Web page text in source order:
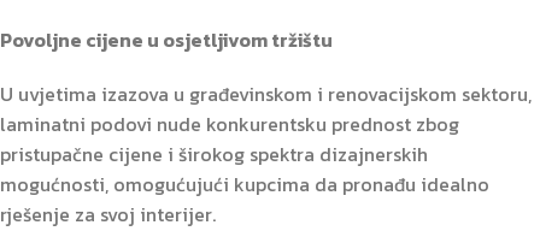
Povoljne cijene u osjetljivom tržištu
U uvjetima izazova u građevinskom i renovacijskom sektoru,
laminatni podovi nude konkurentsku prednost zbog
pristupačne cijene i širokog spektra dizajnerskih
mogućnosti, omogućujući kupcima da pronađu idealno
rješenje za svoj interijer.